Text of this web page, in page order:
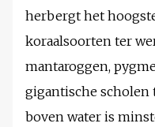
herbergt het
koraalsoorten ter
mantaroggen,
gigantische scholen
boven water is